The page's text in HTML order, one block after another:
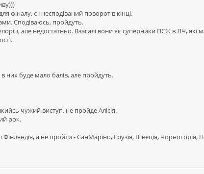
фіналу, є і несподіваний поворот в кінці.
Сподіваюсь, пройдуть.
але недостатньо. Взагалі вони як суперники ПСЖ в ЛЧ, які
них буде мало балів, але пройдуть.
чужий виступ, не пройде Алісія.
рок.
а не пройти - СанМаріно, Грузія, Швеція, Чорногорія,